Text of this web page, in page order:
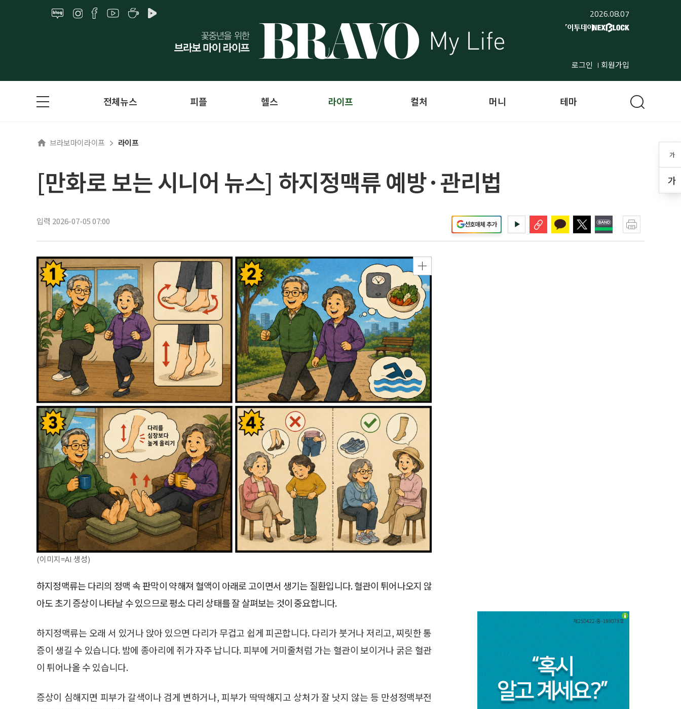
2026.08.07
로그인 회원가입
가
가
전체뉴스 피플 헬스 라이프 컬처 머니 테마
브라보마이라이프 라이프
[만화로 보는 시니어 뉴스] 하지정맥류 예방·관리법
입력 2026-07-05 07:00 선호매체 추가
(이미지=AI 생성)
하지정맥류는 다리의 정맥 속 판막이 약해져 혈액이 아래로 고이면서 생기는 질환입니다. 혈관이 튀어나오지 않
아도 초기 증상이 나타날 수 있으므로 평소 다리 상태를 잘 살펴보는 것이 중요합니다.
하지정맥류는 오래 서 있거나 앉아 있으면 다리가 무겁고 쉽게 피곤합니다. 다리가 붓거나 저리고, 찌릿한 통
증이 생길 수 있습니다. 밤에 종아리에 쥐가 자주 납니다. 피부에 거미줄처럼 가는 혈관이 보이거나 굵은 혈관
이 튀어나올 수 있습니다.
증상이 심해지면 피부가 갈색이나 검게 변하거나, 피부가 딱딱해지고 상처가 잘 낫지 않는 등 만성정맥부전